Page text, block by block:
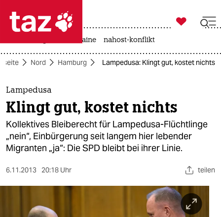
 taz zahl ich
taz zahl ich
themen
politik
öko
gesellschaft

taz zahl ich
krieg in der ukraine nahost-konflikt
Nord Hamburg Lampedusa: Klingt gut, kostet nichts
Lampedusa
Klingt gut, kostet nichts
Kollektives Bleiberecht für Lampedusa-Flüchtlinge
„nein“, Einbürgerung seit langem hier lebender
Migranten „ja“: Die SPD bleibt bei ihrer Linie.
6.11.2013 20:18 Uhr teilen